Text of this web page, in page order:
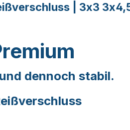
| 3x3
dennoch stabil.